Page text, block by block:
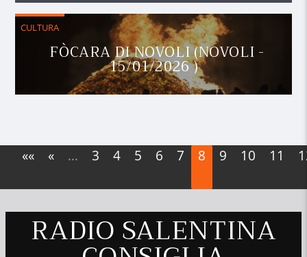
CULTURA
FÒCARA DI NOVOLI (NOVOLI -
15/01/2026 )
«« « … 3 4 5 6 7 8 9 10 11
RADIO SALENTINA